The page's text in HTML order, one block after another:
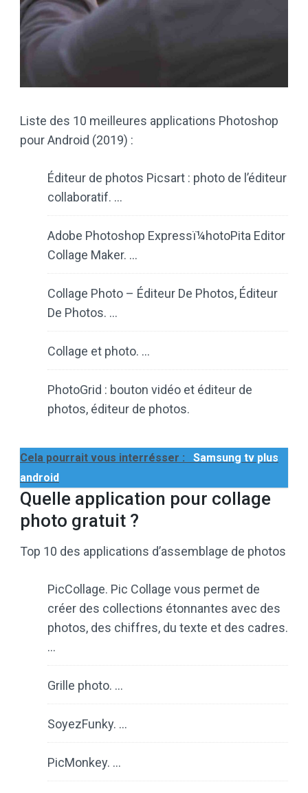
Liste des 10 meilleures applications Photoshop
pour Android (2019) :
Éditeur de photos Picsart : photo de l’éditeur
collaboratif. …
Adobe Photoshop Expressï¼hotoPita Editor
Collage Maker. …
Collage Photo – Éditeur De Photos, Éditeur
De Photos. …
Collage et photo. …
PhotoGrid : bouton vidéo et éditeur de
photos, éditeur de photos.
Cela pourrait vous interrésser :
Samsung tv plus
android
Quelle application pour collage
photo gratuit ?
Top 10 des applications d’assemblage de photos
PicCollage. Pic Collage vous permet de
créer des collections étonnantes avec des
photos, des chiffres, du texte et des cadres.
…
Grille photo. …
SoyezFunky. …
PicMonkey. …